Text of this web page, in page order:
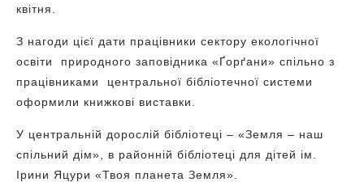
квітня.
З нагоди цієї дати працівники сектору екологічної
освіти природного заповідника «Ґорґани» спільно з
працівниками центральної бібліотечної системи
оформили книжкові виставки.
У центральній дорослій бібліотеці – «Земля – наш
спільний дім», в районній бібліотеці для дітей ім.
Ірини Яцури «Твоя планета Земля».